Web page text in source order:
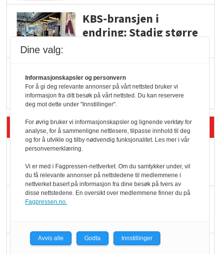
KBS-bransjen i
endring: Stadig større
Vokser med ferdigmat
i dagligvare
Siste artikler - Butikk i praksis
Rema-flaggskip
dundrer videre
Færre varer, men fulle
Dine valg:
Informasjonskapsler og personvern
For å gi deg relevante annonser på vårt nettsted bruker vi
informasjon fra ditt besøk på vårt nettsted. Du kan reservere
deg mot dette under "Innstillinger".
For øvrig bruker vi informasjonskapsler og lignende verktøy for
analyse, for å sammenligne nettlesere, tilpasse innhold til deg
og for å utvikle og tilby nødvendig funksjonalitet. Les mer i vår
personvernerklæring.
Vi er med i Fagpressen-nettverket. Om du samtykker under, vil
du få relevante annonser på nettstedene til medlemmene i
nettverket basert på informasjon fra dine besøk på tvers av
disse nettstedene. En oversikt over medlemmene finner du på
Fagpressen.no.
Avvis alle Godta Innstillinger